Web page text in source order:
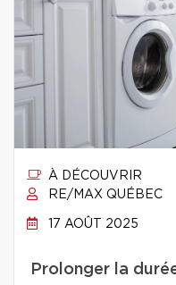
À DÉCOUVRIR
RE/MAX QUÉBEC
17 AOÛT 2025
Prolonger la